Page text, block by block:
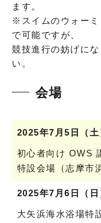
ます。
※スイムのウォーミ
で可能ですが、
競技進行の妨げに
い。
会場
2025年7月5日（土
初心者向け OWS
特設会場（志摩市
2025年7月6日（日
大矢浜海水浴場特